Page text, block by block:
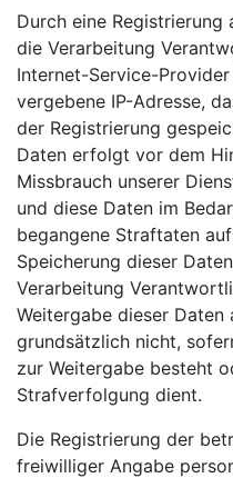
Durch eine
die Verarbeitung
Internet-Service-
vergebene IP-Adresse,
der Registrierung
Daten erfolgt vor dem
Missbrauch unserer
und diese Daten im
begangene Straftaten
Speicherung dieser
Verarbeitung
Weitergabe dieser
grundsätzlich nicht,
zur Weitergabe besteht
Strafverfolgung dient.
Die Registrierung der
freiwilliger Angabe